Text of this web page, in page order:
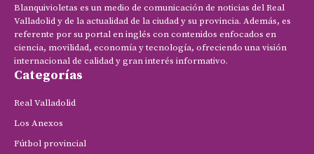
Blanquivioletas es un medio de comunicación de noticias del Real
Valladolid y de la actualidad de la ciudad y su provincia. Además, es
referente por su portal en inglés con contenidos enfocados en
ciencia, movilidad, economía y tecnología, ofreciendo una visión
internacional de calidad y gran interés informativo.
Categorías
Real Valladolid
Los Anexos
Fútbol provincial